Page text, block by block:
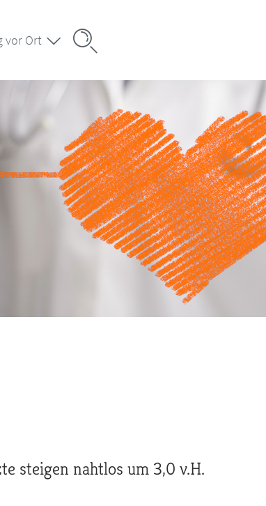
vor Ort
steigen nahtlos um 3,0 v.H.